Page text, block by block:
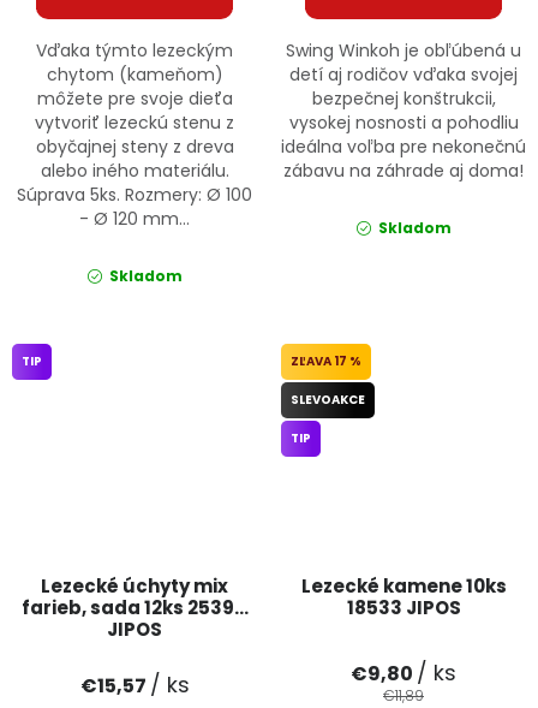
Vďaka týmto lezeckým
chytom (kameňom)
môžete pre svoje dieťa
vytvoriť lezeckú stenu z
obyčajnej steny z dreva
alebo iného materiálu.
Súprava 5ks. Rozmery: Ø 100
- Ø 120 mm...
Skladom
Swing Winkoh je obľúbená u
detí aj rodičov vďaka svojej
bezpečnej konštrukcii,
vysokej nosnosti a pohodliu
ideálna voľba pre nekonečnú
zábavu na záhrade aj doma!
Skladom
Lezecké úchyty mix
farieb, sada 12ks 25394
JIPOS
TIP
€15,57 / ks
Lezecké kamene 10ks
18533 JIPOS
17 %
SLEVOAKCE
TIP
€9,80 / ks
€11,89